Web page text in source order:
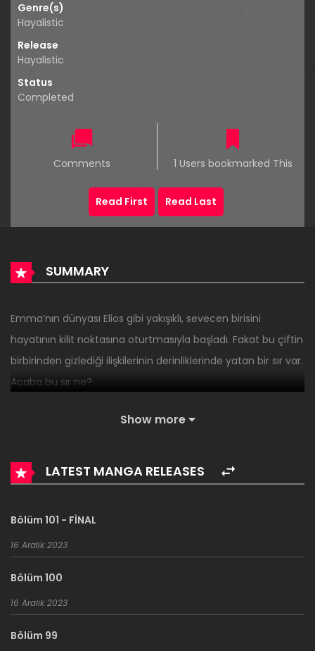
Genre(s)
Hayalistic
Release
Hayalistic
Status
Completed
Comments 1 Users bookmarked This
Read First Read Last
SUMMARY
Emma’nın dünyası Elios gibi yakışıklı, sevecen birisini
hayatının kilit noktasına oturtmasıyla başladı. Fakat bu çiftin
birbirinden gizlediği ilişkilerinin derinliklerinde yatan bir sır var.
Acaba bu sır ne?
Show more
LATEST MANGA RELEASES
Bölüm 101 - FİNAL
16 Aralık 2023
Bölüm 100
16 Aralık 2023
Bölüm 99